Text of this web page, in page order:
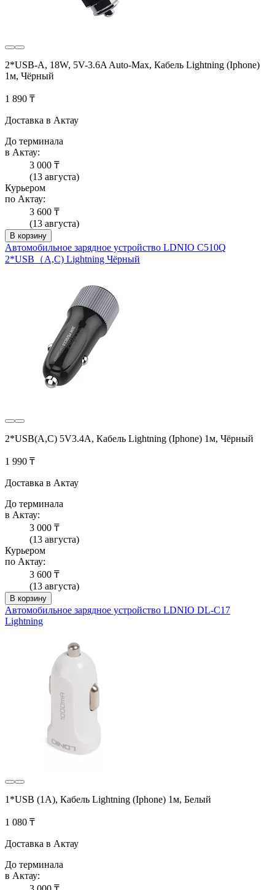
2*USB-A, 18W, 5V-3.6A Auto-Max, Кабель Lightning (Iphone)
1м, Чёрный
1 890 ₸
Доставка в Актау
До терминала
в Актау:
3 000 ₸
(13 августа)
Курьером
по Актау:
3 600 ₸
(13 августа)
В корзину
Автомобильное зарядное устройство LDNIO C510Q
2*USB（A,C) Lightning Чёрный
2*USB(A,C) 5V3.4A, Кабель Lightning (Iphone) 1м, Чёрный
1 990 ₸
Доставка в Актау
До терминала
в Актау:
3 000 ₸
(13 августа)
Курьером
по Актау:
3 600 ₸
(13 августа)
В корзину
Автомобильное зарядное устройство LDNIO DL-C17
Lightning
1*USB (1A), Кабель Lightning (Iphone) 1м, Белый
1 080 ₸
Доставка в Актау
До терминала
в Актау: